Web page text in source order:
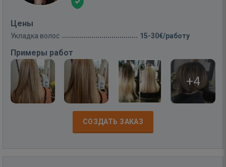
Цены
Укладка волос 15-30€/работу
Примеры работ
+4
СОЗДАТЬ ЗАКАЗ